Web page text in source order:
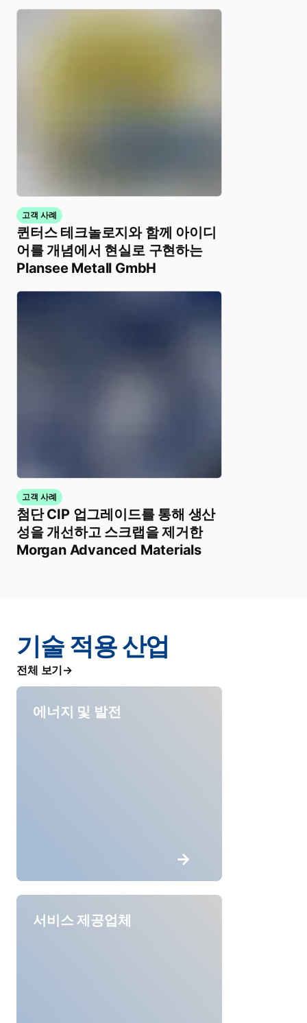
고객 사례
퀸터스 테크놀로지와 함께 아이디
어를 개념에서 현실로 구현하는
Plansee Metall GmbH
고객 사례
첨단 CIP 업그레이드를 통해 생산
성을 개선하고 스크랩을 제거한
Morgan Advanced Materials
기술 적용 산업
전체 보기
에너지 및 발전
서비스 제공업체